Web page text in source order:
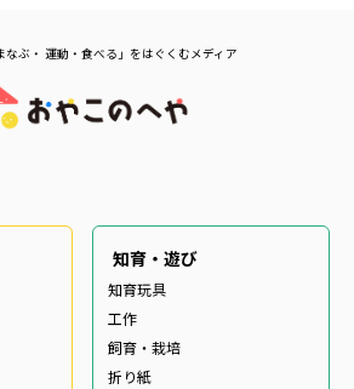
なぶ・ 運動・食べる」をはぐくむメディア
知育・遊び
知育玩具
工作
飼育・栽培
折り紙